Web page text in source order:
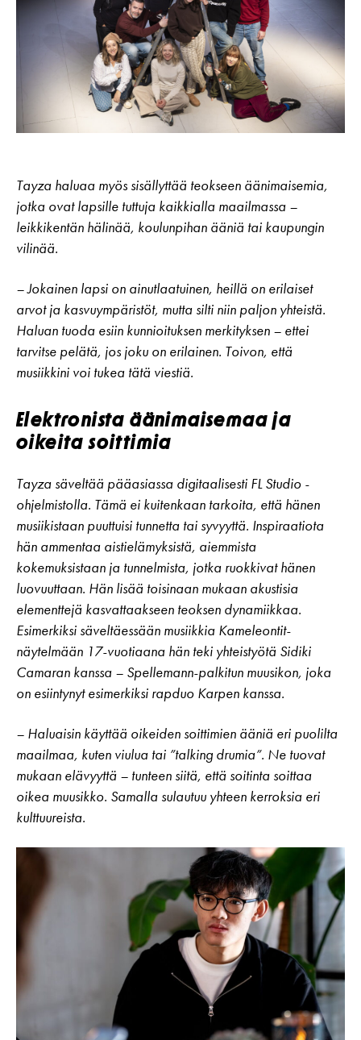
Tayza haluaa myös sisällyttää teokseen äänimaisemia,
jotka ovat lapsille tuttuja kaikkialla maailmassa –
leikkikentän hälinää, koulunpihan ääniä tai kaupungin
vilinää.
– Jokainen lapsi on ainutlaatuinen, heillä on erilaiset
arvot ja kasvuympäristöt, mutta silti niin paljon yhteistä.
Haluan tuoda esiin kunnioituksen merkityksen – ettei
tarvitse pelätä, jos joku on erilainen. Toivon, että
musiikkini voi tukea tätä viestiä.
Elektronista äänimaisemaa ja
oikeita soittimia
Tayza säveltää pääasiassa digitaalisesti FL Studio -
ohjelmistolla. Tämä ei kuitenkaan tarkoita, että hänen
musiikistaan puuttuisi tunnetta tai syvyyttä. Inspiraatiota
hän ammentaa aistielämyksistä, aiemmista
kokemuksistaan ja tunnelmista, jotka ruokkivat hänen
luovuuttaan. Hän lisää toisinaan mukaan akustisia
elementtejä kasvattaakseen teoksen dynamiikkaa.
Esimerkiksi säveltäessään musiikkia Kameleontit-
näytelmään 17-vuotiaana hän teki yhteistyötä Sidiki
Camaran kanssa – Spellemann-palkitun muusikon, joka
on esiintynyt esimerkiksi rapduo Karpen kanssa.
– Haluaisin käyttää oikeiden soittimien ääniä eri puolilta
maailmaa, kuten viulua tai ”talking drumia”. Ne tuovat
mukaan elävyyttä – tunteen siitä, että soitinta soittaa
oikea muusikko. Samalla sulautuu yhteen kerroksia eri
kulttuureista.